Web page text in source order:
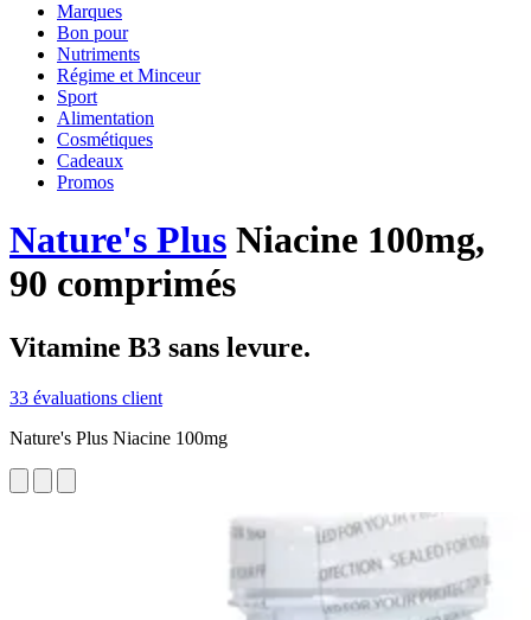
Marques
Bon pour
Nutriments
Régime et Minceur
Sport
Alimentation
Cosmétiques
Cadeaux
Promos
Nature's Plus Niacine 100mg,
90 comprimés
Vitamine B3 sans levure.
33 évaluations client
Nature's Plus Niacine 100mg